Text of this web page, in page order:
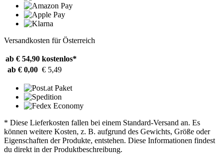
Versandkosten für Österreich
ab € 54,90 kostenlos*
ab € 0,00 € 5,49
* Diese Lieferkosten fallen bei einem Standard-Versand an. Es
können weitere Kosten, z. B. aufgrund des Gewichts, Größe oder
Eigenschaften der Produkte, entstehen. Diese Informationen findest
du direkt in der Produktbeschreibung.